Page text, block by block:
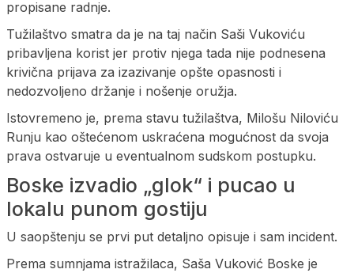
propisane radnje.
Tužilaštvo smatra da je na taj način Saši Vukoviću
pribavljena korist jer protiv njega tada nije podnesena
krivična prijava za izazivanje opšte opasnosti i
nedozvoljeno držanje i nošenje oružja.
Istovremeno je, prema stavu tužilaštva, Milošu Niloviću
Runju kao oštećenom uskraćena mogućnost da svoja
prava ostvaruje u eventualnom sudskom postupku.
Boske izvadio „glok“ i pucao u
lokalu punom gostiju
U saopštenju se prvi put detaljno opisuje i sam incident.
Prema sumnjama istražilaca, Saša Vuković Boske je